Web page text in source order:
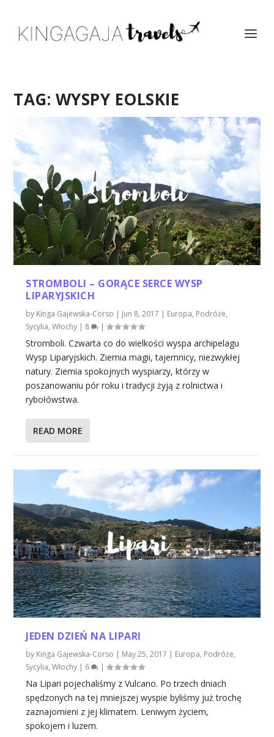
TAG: WYSPY EOLSKIE
STROMBOLI – GORĄCE SERCE WYSP
LIPARYJSKICH
by Kinga Gajewska-Corso | Jun 8, 2017 | Europa, Podróże,
Sycylia,Włochy | 8 |
Stromboli. Czwarta co do wielkości wyspa archipelagu
Wysp Liparyjskich. Ziemia magii, tajemnicy, niezwykłej
natury. Ziemia spokojnych wyspiarzy, którzy w
poszanowaniu pór roku i tradycji żyją z rolnictwa i
rybołówstwa.
READ MORE
JEDEN DZIEŃ NA LIPARI
by Kinga Gajewska-Corso | May 25, 2017 | Europa, Podróże,
Sycylia,Włochy | 6 |
Na Lipari pojechaliśmy z Vulcano. Po trzech dniach
spędzonych na tej mniejszej wyspie byliśmy już trochę
zaznajomieni z jej klimatem. Leniwym życiem,
spokojem i luzem.